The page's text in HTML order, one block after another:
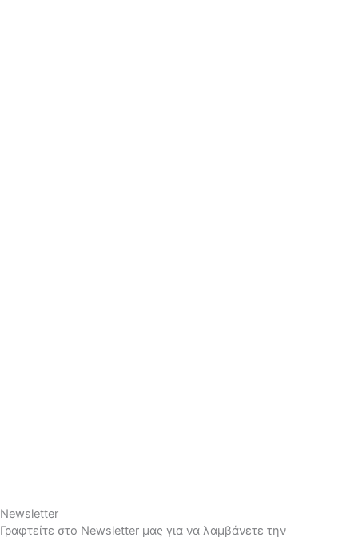
Newsletter
Γραφτείτε στο Newsletter μας για να λαμβάνετε την